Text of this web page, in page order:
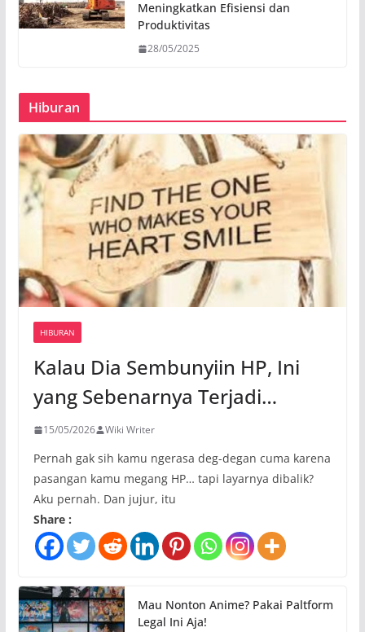
Meningkatkan Efisiensi dan
Produktivitas
28/05/2025
Hiburan
HIBURAN
Kalau Dia Sembunyiin HP, Ini
yang Sebenarnya Terjadi…
15/05/2026 Wiki Writer
Pernah gak sih kamu ngerasa deg-degan cuma karena
pasangan kamu megang HP… tapi layarnya dibalik?
Aku pernah. Dan jujur, itu
Share :
Mau Nonton Anime? Pakai Paltform
Legal Ini Aja!